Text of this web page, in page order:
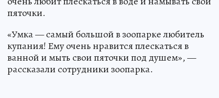
пяточки.
«Умка — самый большой в зоопарке любитель
купания! Ему очень нравится плескаться в
ванной и мыть свои пяточки под душем», —
рассказали сотрудники зоопарка.